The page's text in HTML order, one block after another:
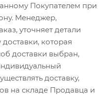
Покупателем при
Менеджер,
уточняет детали
доставки, которая
доставки выбран,
доставку,
на складе Продавца и